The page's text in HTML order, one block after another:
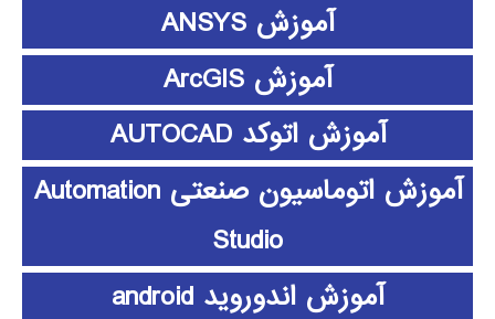
آموزش ANSYS
آموزش ArcGIS
آموزش اتوکد AUTOCAD
آموزش اتوماسیون صنعتی Automation
Studio
آموزش اندوروید android